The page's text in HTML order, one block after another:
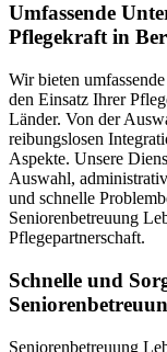
Umfassende
Pflegekraft in
Wir bieten
den Einsatz Ihrer
Länder. Von der
reibungslosen
Aspekte. Unsere
Auswahl,
und schnelle
Seniorenbetreuung
Pflegepartnerschaft.
Schnelle und
Seniorenbetreuung